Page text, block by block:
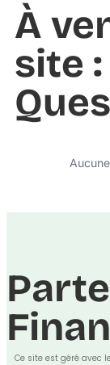
À
site
Ce site est géré avec